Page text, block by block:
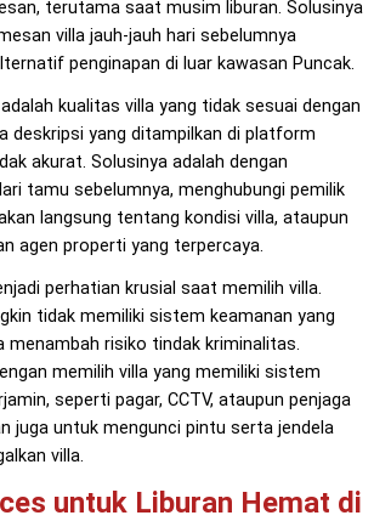
terutama saat musim liburan. Solusinya
villa jauh-jauh hari sebelumnya
penginapan di luar kawasan Puncak.
kualitas villa yang tidak sesuai dengan
deskripsi yang ditampilkan di platform
akurat. Solusinya adalah dengan
tamu sebelumnya, menghubungi pemilik
langsung tentang kondisi villa, ataupun
agen properti yang terpercaya.
perhatian krusial saat memilih villa.
tidak memiliki sistem keamanan yang
menambah risiko tindak kriminalitas.
memilih villa yang memiliki sistem
seperti pagar, CCTV, ataupun penjaga
juga untuk mengunci pintu serta jendela
villa.
untuk Liburan Hemat di